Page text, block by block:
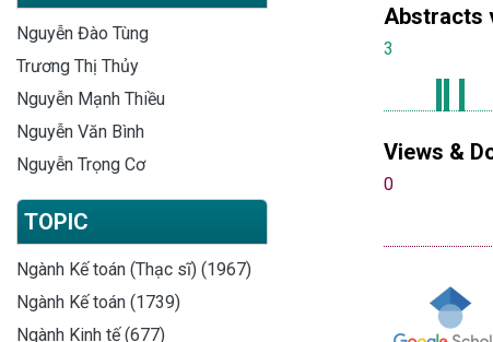
Nguyễn Đào Tùng
Trương Thị Thủy
Nguyễn Mạnh Thiều
Nguyễn Văn Bình
Nguyễn Trọng Cơ
TOPIC
Ngành Kế toán (Thạc sĩ) (1967)
Ngành Kế toán (1739)
Ngành Kinh tế (677)
Abstracts
3
Views &
0